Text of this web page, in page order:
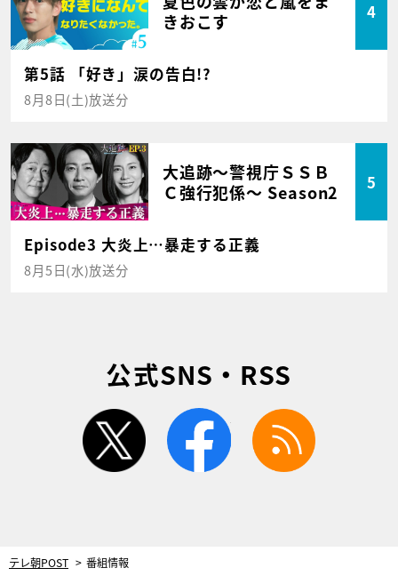
きおこす
4
第5話 「好き」涙の告白!?
8月8日(土)放送分
大追跡～警視庁ＳＳＢ
Ｃ強行犯係～ Season2
5
Episode3 大炎上…暴走する正義
8月5日(水)放送分
公式SNS・RSS
twitter facebook
テレ朝POST 番組情報